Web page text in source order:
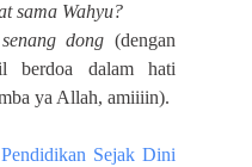
sama Wahyu?
dong (dengan
berdoa dalam hati
ya Allah, amiiiin).
Sejak Dini